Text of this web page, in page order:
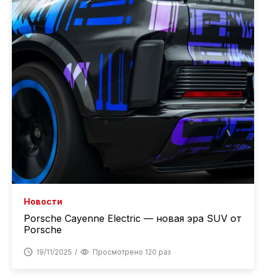
Новости
Porsche Cayenne Electric — новая эра SUV от
Porsche
19/11/2025 Просмотрено 120 раз